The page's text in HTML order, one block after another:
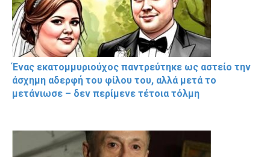
Ένας εκατομμυριούχος παντρεύτηκε ως αστείο την
άσχημη αδερφή του φίλου του, αλλά μετά το
μετάνιωσε – δεν περίμενε τέτοια τόλμη